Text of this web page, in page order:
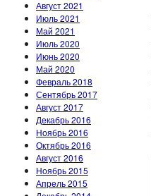
Август 2021
Июль 2021
Май 2021
Июль 2020
Июнь 2020
Май 2020
Февраль 2018
Сентябрь 2017
Август 2017
Декабрь 2016
Ноябрь 2016
Октябрь 2016
Август 2016
Ноябрь 2015
Апрель 2015